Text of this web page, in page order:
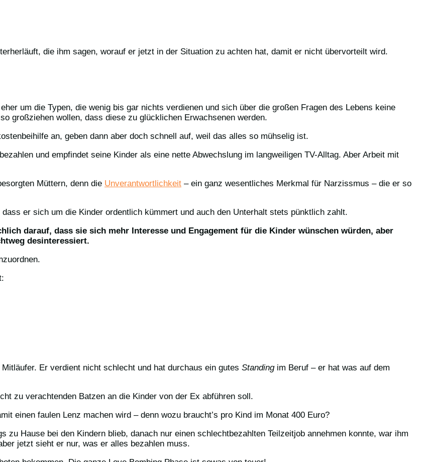
die ihm sagen, worauf er jetzt in der Situation zu achten hat, damit er nicht übervorteilt wird.
um die Typen, die wenig bis gar nichts verdienen und sich über die großen Fragen des Lebens keine
großziehen wollen, dass diese zu glücklichen Erwachsenen werden.
an, geben dann aber doch schnell auf, weil das alles so mühselig ist.
und empfindet seine Kinder als eine nette Abwechslung im langweiligen TV-Alltag. Aber Arbeit mit
Müttern, denn die Unverantwortlichkeit – ein ganz wesentliches Merkmal für Narzissmus – die er so
er sich um die Kinder ordentlich kümmert und auch den Unterhalt stets pünktlich zahlt.
darauf, dass sie sich mehr Interesse und Engagement für die Kinder wünschen würden, aber
desinteressiert.
Er verdient nicht schlecht und hat durchaus ein gutes Standingim Beruf – er hat was auf dem
zu verachtenden Batzen an die Kinder von der Ex abführen soll.
einen faulen Lenz machen wird – denn wozu braucht’s pro Kind im Monat 400 Euro?
zu Hause bei den Kindern blieb, danach nur einen schlechtbezahlten Teilzeitjob annehmen konnte, war ihm
jetzt sieht er nur, was er alles bezahlen muss.